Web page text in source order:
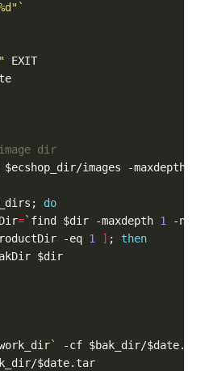
`
"
dir
$ecshop_dir/images -maxdepth
;
do
=` find $dir -maxdepth 1
-
-eq 1 ] ;
then
$dir
` -cf $bak_dir/$date
/$date